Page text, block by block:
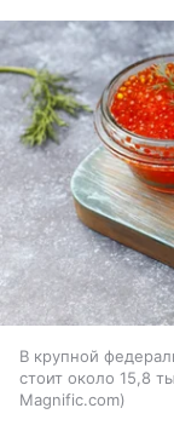
В крупной
стоит около 15,8
Magnific.com